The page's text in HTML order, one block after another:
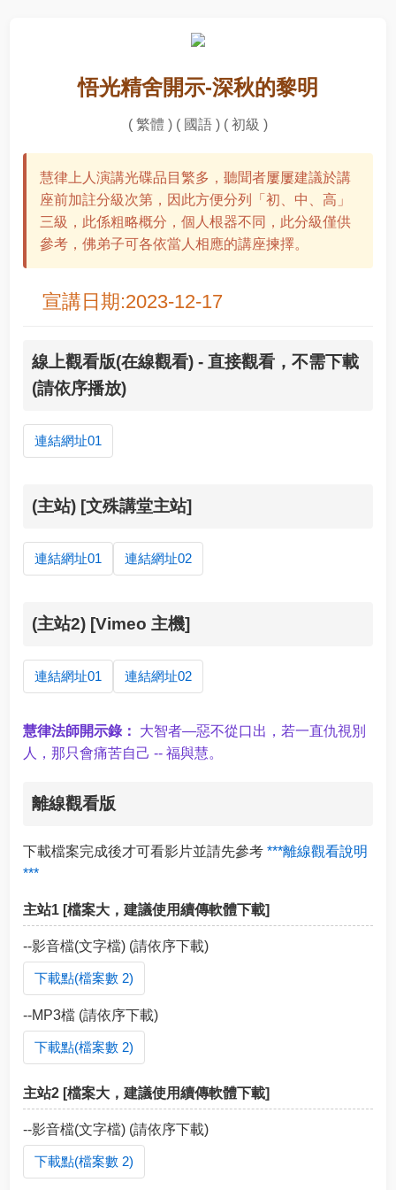
悟光精舍開示-深秋的黎明
( 繁體 ) ( 國語 ) ( 初級 )
慧律上人演講光碟品目繁多，聽聞者屢屢建議於講
座前加註分級次第，因此方便分列「初、中、高」
三級，此係粗略概分，個人根器不同，此分級僅供
參考，佛弟子可各依當人相應的講座揀擇。
宣講日期:2023-12-17
線上觀看版(在線觀看) - 直接觀看，不需下載
(請依序播放)
連結網址01
(主站) [文殊講堂主站]
連結網址01 連結網址02
(主站2) [Vimeo 主機]
連結網址01 連結網址02
慧律法師開示錄：
大智者—惡不從口出，若一直仇視別
人，那只會痛苦自己 -- 福與慧。
離線觀看版
下載檔案完成後才可看影片並請先參考***離線觀看說明
***
主站1 [檔案大，建議使用續傳軟體下載]
--影音檔(文字檔) (請依序下載)
下載點(檔案數 2)
--MP3檔 (請依序下載)
下載點(檔案數 2)
主站2 [檔案大，建議使用續傳軟體下載]
--影音檔(文字檔) (請依序下載)
下載點(檔案數 2)